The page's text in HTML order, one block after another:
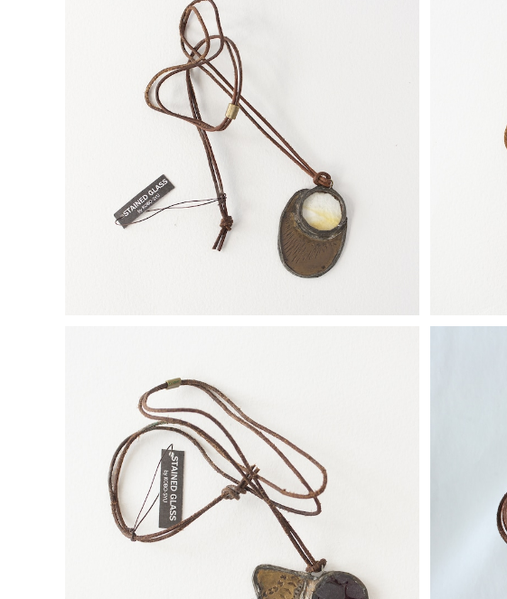
【一点物コラボアクセサリー】長谷川昌彦×POCKENI／
革ひもネックレス［J］
【一点物
【一点物コラボアクセサリー】長谷川昌彦×POCKENI／
革ひもネックレス［O］
【一点物